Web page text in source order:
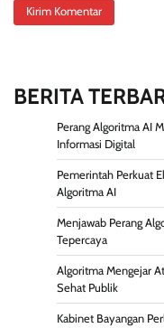
BERITA
Perang Algoritma AI
Informasi Digital
Pemerintah Perkuat
Algoritma AI
Menjawab Perang
Tepercaya
Algoritma Mengejar
Sehat Publik
Kabinet Bayangan